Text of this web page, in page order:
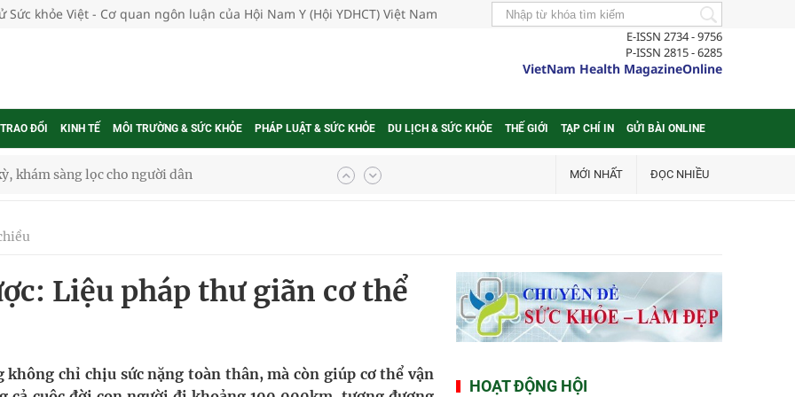
Sức khỏe Việt - Cơ quan ngôn luận của Hội Nam Y (Hội YDHCT) Việt Nam
E-ISSN 2734 - 9756
P-ISSN 2815 - 6285
VietNam Health MagazineOnline
ĐỔI KINH TẾ MÔI TRƯỜNG & SỨC KHỎE PHÁP LUẬT & SỨC KHỎE DU LỊCH & SỨC KHỎE THẾ GIỚI TẠP CHÍ IN GỬI BÀI ONLINE
cực hiệu quả
thực tế
ung thư
MỚI NHẤT ĐỌC NHIỀU
Liệu pháp thư giãn cơ thể
chỉ chịu sức nặng toàn thân, mà còn giúp cơ thể vận
HOẠT ĐỘNG HỘI